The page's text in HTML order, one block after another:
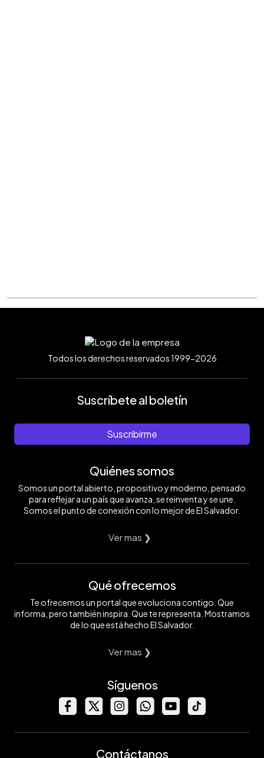
Todos los derechos reservados 1999-2026
Suscríbete al boletín
Suscribirme
Quiénes somos
Somos un portal abierto, propositivo y moderno, pensado
para reflejar a un país que avanza, se reinventa y se une.
Somos el punto de conexión con lo mejor de El Salvador.
Ver mas ❯
Qué ofrecemos
Te ofrecemos un portal que evoluciona contigo. Que
informa, pero también inspira. Que te representa. Mostramos
de lo que está hecho El Salvador.
Ver mas ❯
Síguenos
Contáctanos